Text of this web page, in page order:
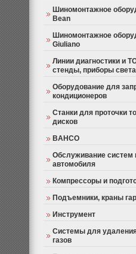
Шиномонтажное
Bean
Шиномонтажное
Giuliano
Линии диагностики и
стенды, приборы
Оборудование для
кондиционеров
Станки для проточки
дисков
BAHCO
Обслуживание систем
автомобиля
Компрессоры и
Подъемники, краны
Инструмент
Системы для
газов